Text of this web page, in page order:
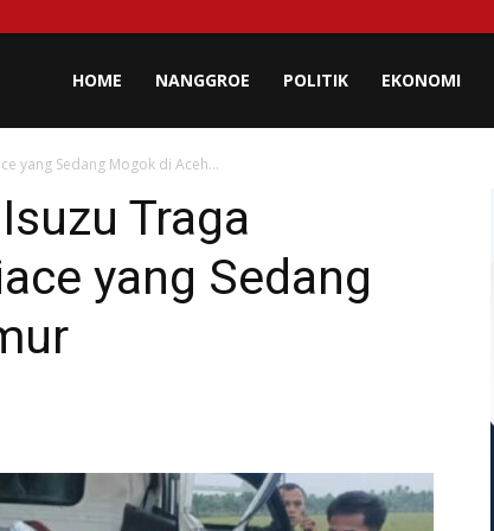
HOME NANGGROE POLITIK EKONOMI
yang Sedang Mogok di Aceh...
Traga
yang Sedang